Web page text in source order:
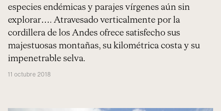
especies endémicas y parajes vírgenes aún sin
explorar…. Atravesado verticalmente por la
cordillera de los Andes ofrece satisfecho sus
majestuosas montañas, su kilométrica costa y su
impenetrable selva.
11 octubre 2018